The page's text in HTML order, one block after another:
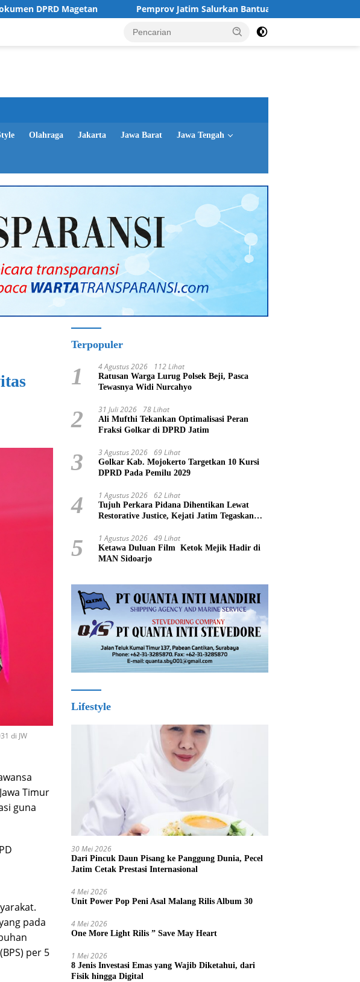
Pemprov Jatim Salurkan Bantuan untuk 76 Keluarga Perintis
Olahraga Jakarta Jawa Barat Jawa Tengah
di JW
Timur
guna
pada
per 5
Terpopuler
1 4 Agustus 2026 112 Lihat
Ratusan Warga Lurug Polsek Beji, Pasca
Tewasnya Widi Nurcahyo
2 31 Juli 2026 78 Lihat
Ali Mufthi Tekankan Optimalisasi Peran
Fraksi Golkar di DPRD Jatim
3 3 Agustus 2026 69 Lihat
Golkar Kab. Mojokerto Targetkan 10 Kursi
DPRD Pada Pemilu 2029
4 1 Agustus 2026 62 Lihat
Tujuh Perkara Pidana Dihentikan Lewat
Restorative Justice, Kejati Jatim Tegaskan
5 1 Agustus 2026 49 Lihat
Ketawa Duluan Film Ketok Mejik Hadir di
MAN Sidoarjo
Lifestyle
30 Mei 2026
Dari Pincuk Daun Pisang ke Panggung Dunia, Pecel
Jatim Cetak Prestasi Internasional
4 Mei 2026
Unit Power Pop Peni Asal Malang Rilis Album 30
4 Mei 2026
One More Light Rilis ” Save May Heart
1 Mei 2026
8 Jenis Investasi Emas yang Wajib Diketahui, dari
Fisik hingga Digital